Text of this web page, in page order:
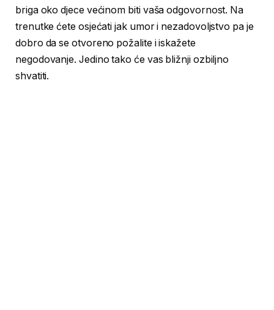
briga oko djece većinom biti vaša odgovornost. Na
trenutke ćete osjećati jak umor i nezadovoljstvo pa je
dobro da se otvoreno požalite i iskažete
negodovanje. Jedino tako će vas bližnji ozbiljno
shvatiti.